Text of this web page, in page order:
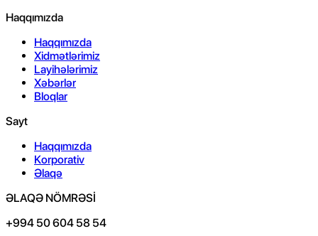
Haqqımızda
Haqqımızda
Xidmətlərimiz
Layihələrimiz
Xəbərlər
Bloqlar
Sayt
Haqqımızda
Korporativ
Əlaqə
ƏLAQƏ NÖMRƏSİ
+994 50 604 58 54